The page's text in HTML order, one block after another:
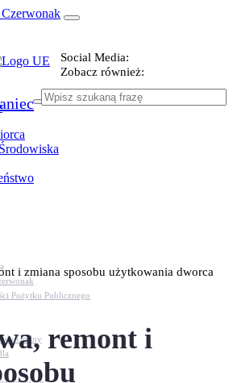
Social Media:
Zobacz również:
Pożytku Publicznego
Gminy
i zmiana sposobu użytkowania dworca
remont i